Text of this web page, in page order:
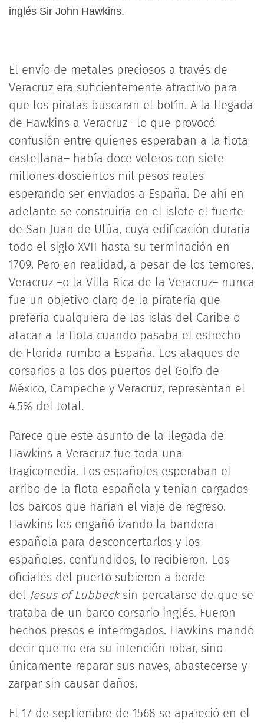
inglés Sir John Hawkins.
El envío de metales preciosos a través de
Veracruz era suficientemente atractivo para
que los piratas buscaran el botín. A la llegada
de Hawkins a Veracruz –lo que provocó
confusión entre quienes esperaban a la flota
castellana– había doce veleros con siete
millones doscientos mil pesos reales
esperando ser enviados a España. De ahí en
adelante se construiría en el islote el fuerte
de San Juan de Ulúa, cuya edificación duraría
todo el siglo XVII hasta su terminación en
1709. Pero en realidad, a pesar de los temores,
Veracruz –o la Villa Rica de la Veracruz– nunca
fue un objetivo claro de la piratería que
prefería cualquiera de las islas del Caribe o
atacar a la flota cuando pasaba el estrecho
de Florida rumbo a España. Los ataques de
corsarios a los dos puertos del Golfo de
México, Campeche y Veracruz, representan el
4.5% del total.
Parece que este asunto de la llegada de
Hawkins a Veracruz fue toda una
tragicomedia. Los españoles esperaban el
arribo de la flota española y tenían cargados
los barcos que harían el viaje de regreso.
Hawkins los engañó izando la bandera
española para desconcertarlos y los
españoles, confundidos, lo recibieron. Los
oficiales del puerto subieron a bordo
del Jesus of Lubbeck sin percatarse de que se
trataba de un barco corsario inglés. Fueron
hechos presos e interrogados. Hawkins mandó
decir que no era su intención robar, sino
únicamente reparar sus naves, abastecerse y
zarpar sin causar daños.
El 17 de septiembre de 1568 se apareció en el